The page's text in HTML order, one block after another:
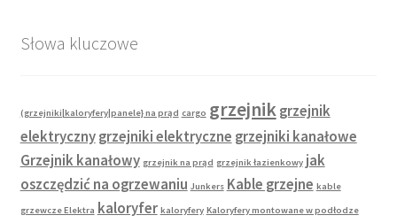
Słowa kluczowe
(grzejniki|kaloryfery|panele} na prąd cargo grzejnik grzejnik
elektryczny grzejniki elektryczne grzejniki kanałowe
Grzejnik kanałowy grzejnik na prąd grzejnik łazienkowy jak
oszczędzić na ogrzewaniu Junkers Kable grzejne kable
grzewcze Elektra kaloryfer kaloryfery Kaloryfery montowane w podłodze